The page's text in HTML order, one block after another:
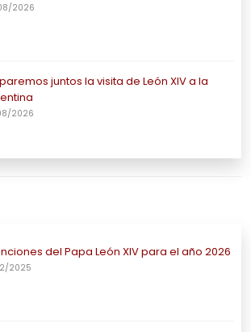
2026
juntos la visita de León XIV a la
2026
del Papa León XIV para el año 2026
2025